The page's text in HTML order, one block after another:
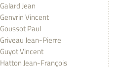
Galard Jean
Genvrin Vincent
Goussot Paul
Griveau Jean-Pierre
Guyot Vincent
Hatton Jean-François